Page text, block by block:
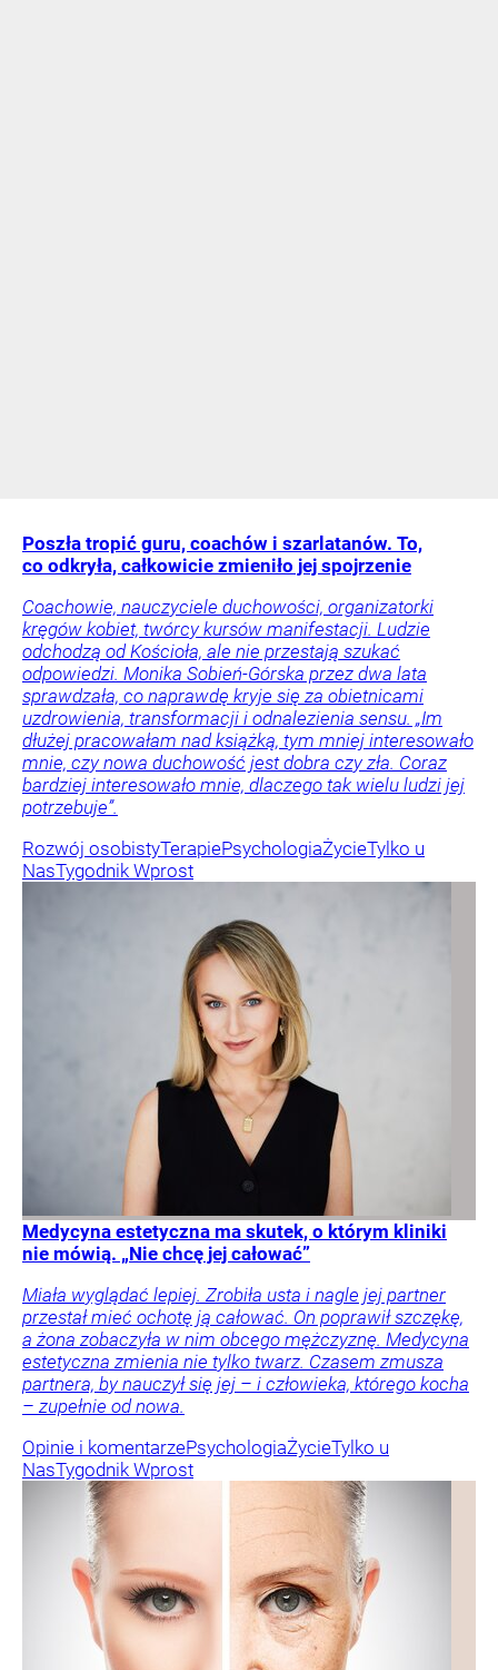
Poszła tropić guru, coachów i szarlatanów. To,
co odkryła, całkowicie zmieniło jej spojrzenie
Coachowie, nauczyciele duchowości, organizatorki
kręgów kobiet, twórcy kursów manifestacji. Ludzie
odchodzą od Kościoła, ale nie przestają szukać
odpowiedzi. Monika Sobień-Górska przez dwa lata
sprawdzała, co naprawdę kryje się za obietnicami
uzdrowienia, transformacji i odnalezienia sensu. „Im
dłużej pracowałam nad książką, tym mniej interesowało
mnie, czy nowa duchowość jest dobra czy zła. Coraz
bardziej interesowało mnie, dlaczego tak wielu ludzi jej
potrzebuje”.
Rozwój osobistyTerapiePsychologiaŻycieTylko u
NasTygodnik Wprost
Medycyna estetyczna ma skutek, o którym kliniki
nie mówią. „Nie chcę jej całować”
Miała wyglądać lepiej. Zrobiła usta i nagle jej partner
przestał mieć ochotę ją całować. On poprawił szczękę,
a żona zobaczyła w nim obcego mężczyznę. Medycyna
estetyczna zmienia nie tylko twarz. Czasem zmusza
partnera, by nauczył się jej – i człowieka, którego kocha
– zupełnie od nowa.
Opinie i komentarzePsychologiaŻycieTylko u
NasTygodnik Wprost